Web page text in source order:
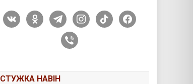
vkontakteodnoklassniki
telegraminstagram
tiktok facebook
viber
СТУЖКА НАВІН